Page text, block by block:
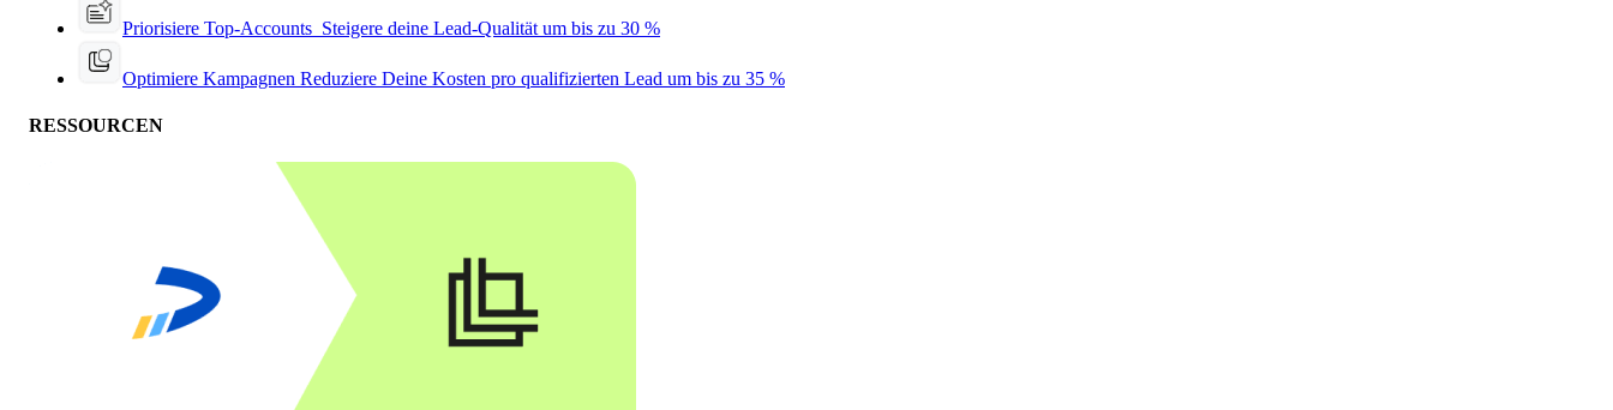
Priorisiere Top-Accounts Steigere deine Lead-Qualität um bis zu 30 %
Optimiere Kampagnen Reduziere Deine Kosten pro qualifizierten Lead um bis zu 35 %
RESSOURCEN